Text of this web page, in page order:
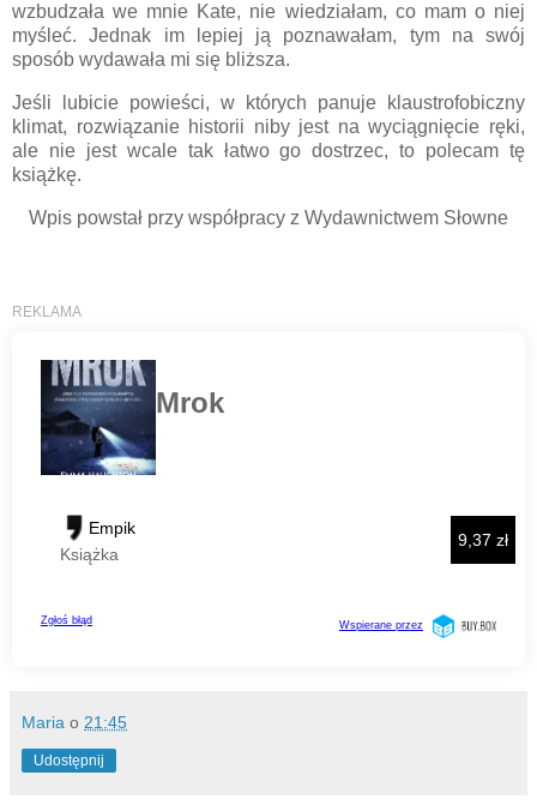
wzbudzała we mnie Kate, nie wiedziałam, co mam o niej
myśleć. Jednak im lepiej ją poznawałam, tym na swój
sposób wydawała mi się bliższa.
Jeśli lubicie powieści, w których panuje klaustrofobiczny
klimat, rozwiązanie historii niby jest na wyciągnięcie ręki,
ale nie jest wcale tak łatwo go dostrzec, to polecam tę
książkę.
Wpis powstał przy współpracy z Wydawnictwem Słowne
Maria o 21:45
Udostępnij